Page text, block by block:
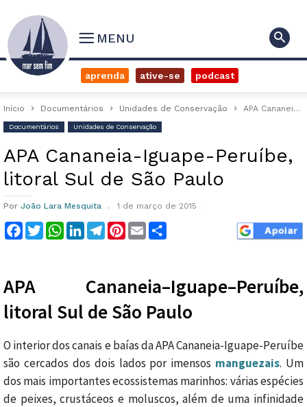
MENU
aprenda ative-se podcast
Início Documentários Unidades de Conservação APA Cananeia-Iguape-Peruíbe, litoral Sul de São Paulo
Documentários Unidades de Conservação
APA Cananeia-Iguape-Peruíbe,
litoral Sul de São Paulo
Por João Lara Mesquita 1 de março de 2015
Facebook
TwitterWhatsApp
LinkedInTelegram
Pinterest
Email
APA Cananeia–Iguape–Peruíbe,
litoral Sul de São Paulo
O interior dos canais e baías da APA Cananeia-Iguape-Peruíbe
são cercados dos dois lados por imensos manguezais. Um
dos mais importantes ecossistemas marinhos: várias espécies
de peixes, crustáceos e moluscos, além de uma infinidade